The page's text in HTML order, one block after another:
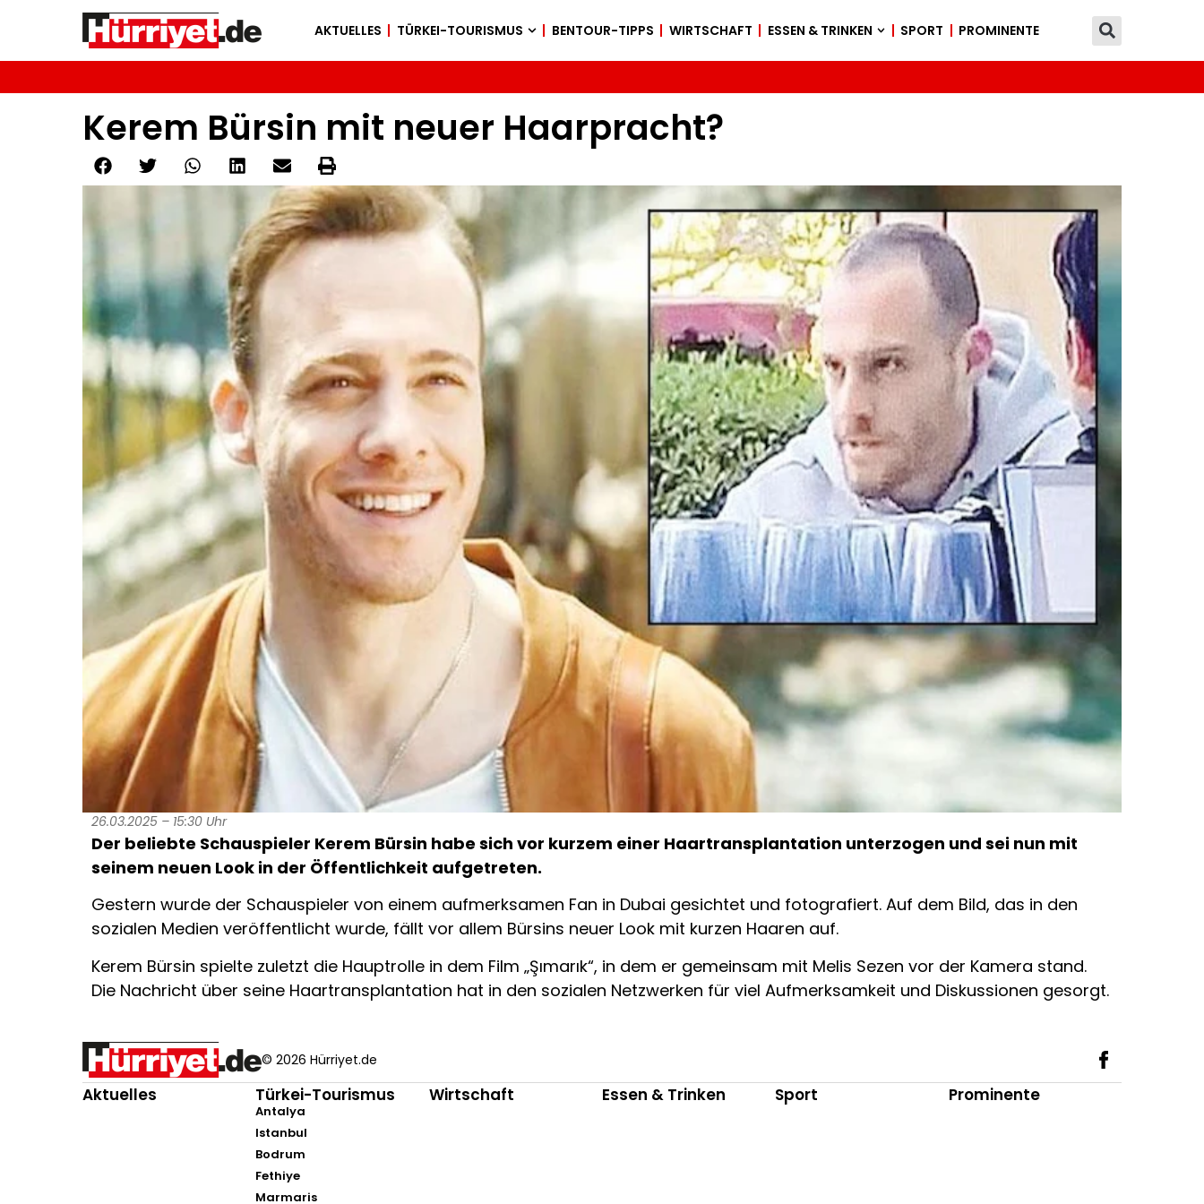
AKTUELLES TÜRKEI-TOURISMUS BENTOUR-TIPPS WIRTSCHAFT ESSEN & TRINKEN SPORT PROMINENTE
Kerem Bürsin mit neuer Haarpracht?
26.03.2025 – 15:30 Uhr
Der beliebte Schauspieler Kerem Bürsin habe sich vor kurzem einer Haartransplantation unterzogen und sei nun mit
seinem neuen Look in der Öffentlichkeit aufgetreten.
Gestern wurde der Schauspieler von einem aufmerksamen Fan in Dubai gesichtet und fotografiert. Auf dem Bild, das in den
sozialen Medien veröffentlicht wurde, fällt vor allem Bürsins neuer Look mit kurzen Haaren auf.
Kerem Bürsin spielte zuletzt die Hauptrolle in dem Film „Şımarık“, in dem er gemeinsam mit Melis Sezen vor der Kamera stand.
Die Nachricht über seine Haartransplantation hat in den sozialen Netzwerken für viel Aufmerksamkeit und Diskussionen gesorgt.
© 2026 Hürriyet.de
Aktuelles Türkei-Tourismus
Antalya
Istanbul
Bodrum
Fethiye
Marmaris
Wirtschaft Essen & Trinken Sport Prominente